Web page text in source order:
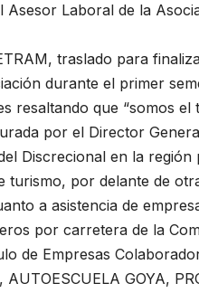
Laboral de la
traslado para
durante el primer
resaltando que “somos
por el Director
Discrecional en la
por delante de
a asistencia de
por carretera de la
de Empresas
AUTOESCUELA GOYA,